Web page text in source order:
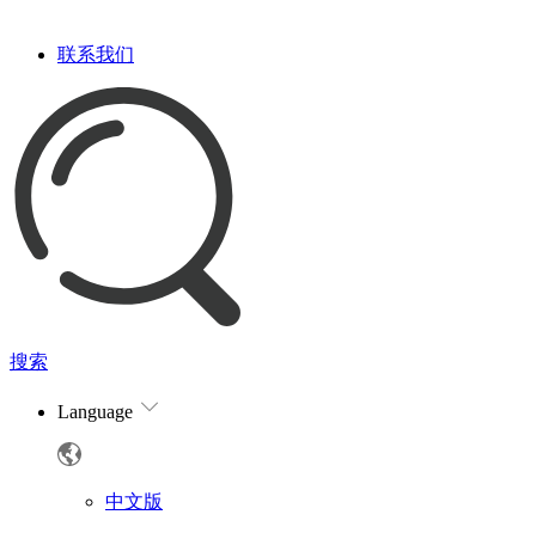
联系我们
搜索
Language
中文版